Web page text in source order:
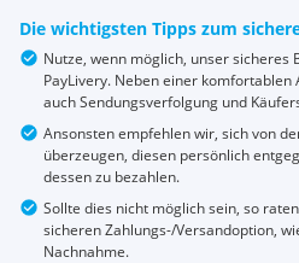
Die wichtigsten Tipps zum
Nutze, wenn möglich, unser sicheres
PayLivery. Neben einer
auch Sendungsverfolgung und
Ansonsten empfehlen wir, sich von
überzeugen, diesen persönlich
dessen zu bezahlen.
Sollte dies nicht möglich sein, so
sicheren Zahlungs-/Versandoption,
Nachnahme.